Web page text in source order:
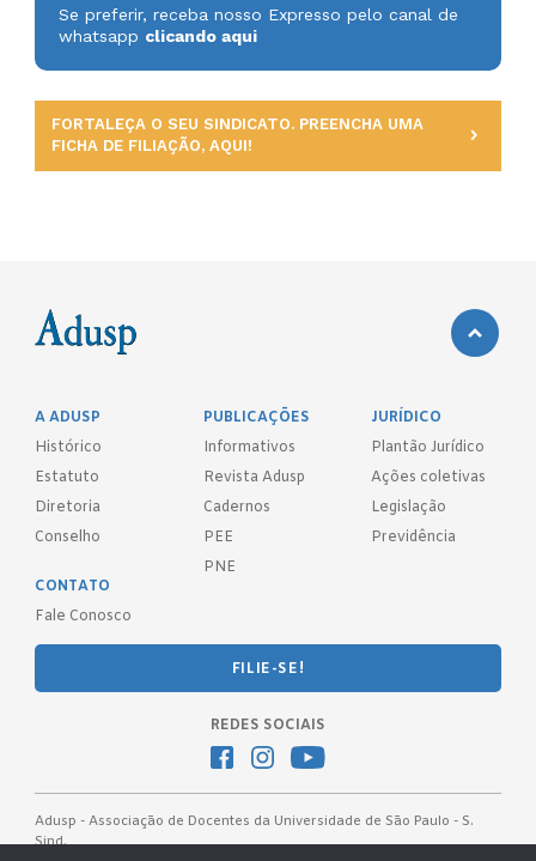
Se preferir, receba nosso Expresso pelo canal de
whatsapp clicando aqui
FORTALEÇA O SEU SINDICATO. PREENCHA UMA
FICHA DE FILIAÇÃO, AQUI!
A ADUSP
Histórico
Estatuto
Diretoria
Conselho
PUBLICAÇÕES
Informativos
Revista Adusp
Cadernos
PEE
PNE
JURÍDICO
Plantão Jurídico
Ações coletivas
Legislação
Previdência
CONTATO
Fale Conosco
FILIE-SE!
REDES SOCIAIS
Adusp - Associação de Docentes da Universidade de São Paulo - S.
Sind.